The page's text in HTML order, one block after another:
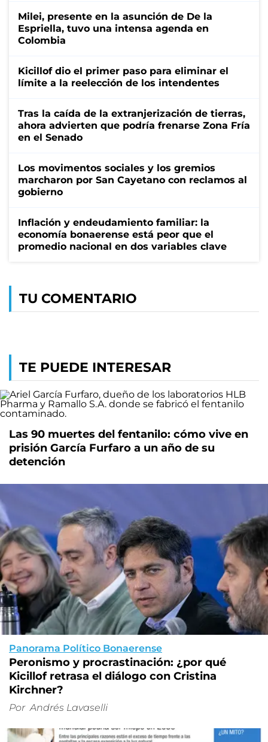
Milei, presente en la asunción de De la
Espriella, tuvo una intensa agenda en
Colombia
Kicillof dio el primer paso para eliminar el
límite a la reelección de los intendentes
Tras la caída de la extranjerización de tierras,
ahora advierten que podría frenarse Zona Fría
en el Senado
Los movimentos sociales y los gremios
marcharon por San Cayetano con reclamos al
gobierno
Inflación y endeudamiento familiar: la
economía bonaerense está peor que el
promedio nacional en dos variables clave
TU COMENTARIO
TE PUEDE INTERESAR
Las 90 muertes del fentanilo: cómo vive en
prisión García Furfaro a un año de su
detención
Panorama Político Bonaerense
Peronismo y procrastinación: ¿por qué
Kicillof retrasa el diálogo con Cristina
Kirchner?
Por Andrés Lavaselli